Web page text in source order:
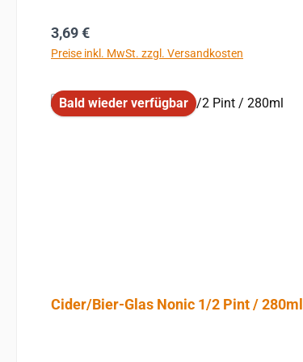
Regulärer Preis:
3,69 €
Preise inkl. MwSt. zzgl. Versandkosten
Bald wieder verfügbar
Cider/Bier-Glas Nonic 1/2 Pint / 280ml